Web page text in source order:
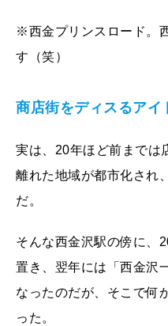
※西金プリンスロード。
す（笑）
商店街をディスるアイ
実は、20年ほど前までは
離れた地域が都市化され
だ。
そんな西金沢駅の傍に、
置き、翌年には「西金沢
なったのだが、そこで何
った。